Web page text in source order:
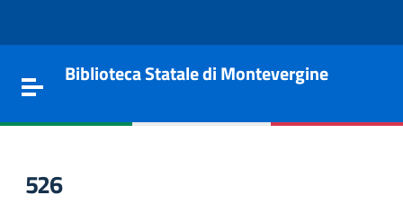
Toggle navigation
Biblioteca Statale di Montevergine
526